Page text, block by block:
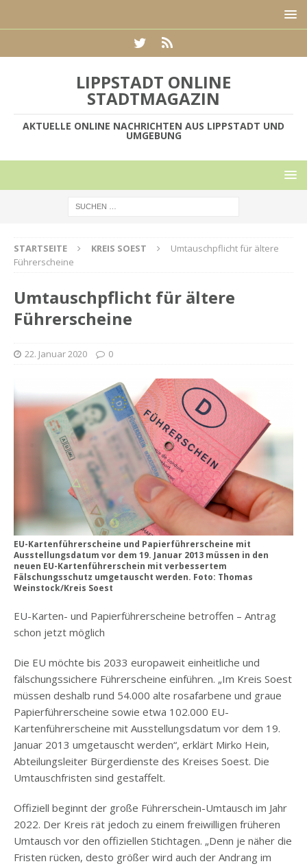
LIPPSTADT ONLINE
STADTMAGAZIN
AKTUELLE ONLINE NACHRICHTEN AUS LIPPSTADT UND
UMGEBUNG
STARTSEITE KREIS SOEST
Umtauschpflicht für ältere
Führerscheine
Umtauschpflicht für ältere
Führerscheine
22. Januar 2020 0
EU-Kartenführerscheine und Papierführerscheine mit
Ausstellungsdatum vor dem 19. Januar 2013 müssen in den
neuen EU-Kartenführerschein mit verbessertem
Fälschungsschutz umgetauscht werden. Foto: Thomas
Weinstock/Kreis Soest
EU-Karten- und Papierführerscheine betroffen – Antrag
schon jetzt möglich
Die EU möchte bis 2033 europaweit einheitliche und
fälschungssichere Führerscheine einführen. „Im Kreis Soest
müssen deshalb rund 54.000 alte rosafarbene und graue
Papierführerscheine sowie etwa 102.000 EU-
Kartenführerscheine mit Ausstellungsdatum vor dem 19.
Januar 2013 umgetauscht werden“, erklärt Mirko Hein,
Abteilungsleiter Bürgerdienste des Kreises Soest. Die
Umtauschfristen sind gestaffelt.
Offiziell beginnt der große Führerschein-Umtausch im Jahr
2022. Der Kreis rät jedoch zu einem freiwilligen früheren
Umtausch vor den offiziellen Stichtagen. „Denn je näher die
Fristen rücken, desto größer wird auch der Andrang im